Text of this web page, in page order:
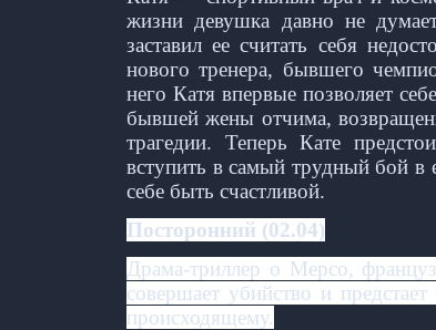
жизни девушка давно не
заставил ее считать себя
нового тренера, бывшего
него Катя впервые позволяет
бывшей жены отчима,
трагедии. Теперь Кате
вступить в самый трудный бой в
себе быть счастливой.
Посторонний (02.04)
Драма‑триллер о Мерсо,
совершает убийство и
происходящему.